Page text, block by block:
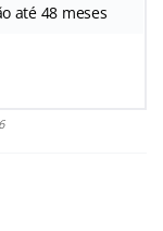
até 48 meses